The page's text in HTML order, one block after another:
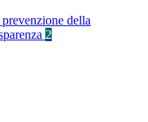
della
2